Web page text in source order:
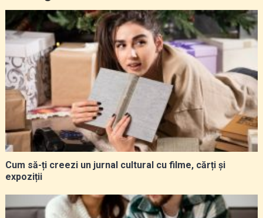
Cum să-ți creezi un jurnal cultural cu filme, cărți și
expoziții